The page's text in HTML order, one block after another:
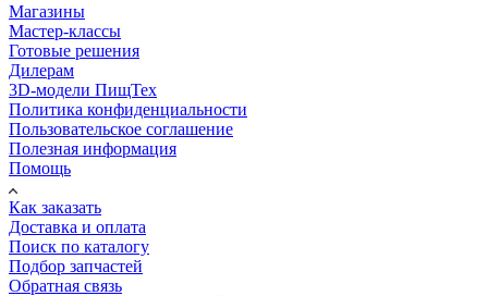
Магазины
Мастер-классы
Готовые решения
Дилерам
3D-модели ПищТех
Политика конфиденциальности
Пользовательское соглашение
Полезная информация
Помощь
Как заказать
Доставка и оплата
Поиск по каталогу
Подбор запчастей
Обратная связь